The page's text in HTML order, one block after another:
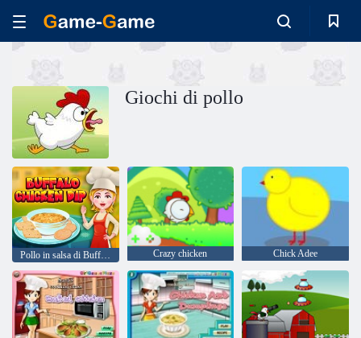
Giochi di pollo
Pollo in salsa di Buffalo Сrazy сhicken Chick Adee